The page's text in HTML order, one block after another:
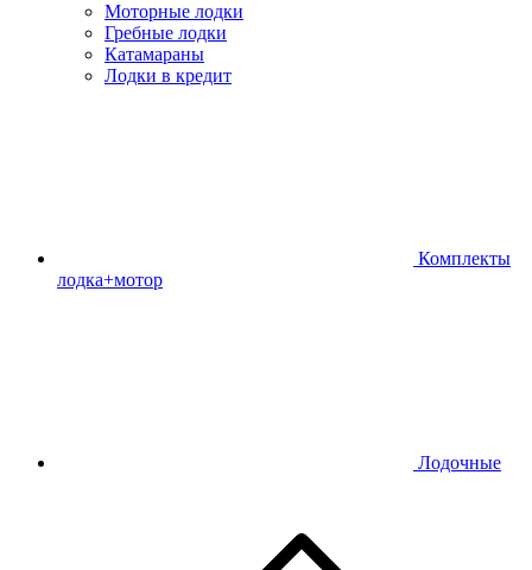
Моторные лодки
Гребные лодки
Катамараны
Лодки в кредит
Комплекты
лодка+мотор
Лодочные